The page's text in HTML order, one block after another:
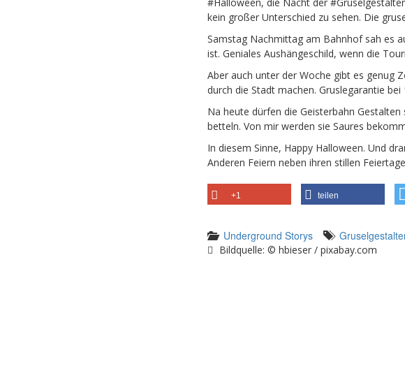
kein großer Unterschied zu sehen. Die
Samstag Nachmittag am Bahnhof sah es
ist. Geniales Aushängeschild, wenn die
Aber auch unter der Woche gibt es genug
durch die Stadt machen. Gruslegarantie bei
Na heute dürfen die Geisterbahn
betteln. Von mir werden sie Saures
In diesem Sinne, Happy Halloween. Und
Anderen Feiern neben ihren stillen
+1 teilen
Underground Storys
Bildquelle: © hbieser / pixabay.com